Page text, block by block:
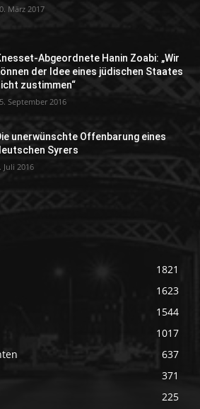
März 2017
Abgeordnete Hanin Zoabi: „Wir
der Idee eines jüdischen Staates
zustimmen“
September 2016
unerwünschte Offenbarung eines
Syrers
Juli 2016
1821
1623
1544
1017
637
371
225